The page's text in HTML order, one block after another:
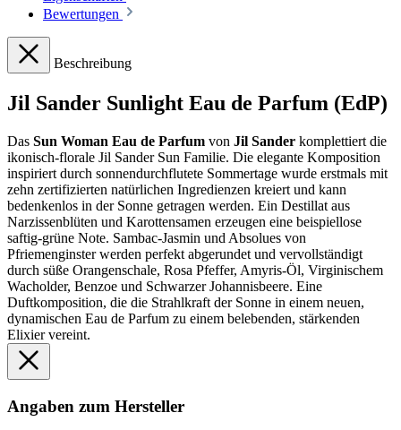
Bewertungen
Beschreibung
Jil Sander Sunlight Eau de Parfum (EdP)
Das Sun Woman Eau de Parfum von Jil Sander komplettiert die
ikonisch-florale Jil Sander Sun Familie. Die elegante Komposition
inspiriert durch sonnendurchflutete Sommertage wurde erstmals mit
zehn zertifizierten natürlichen Ingredienzen kreiert und kann
bedenkenlos in der Sonne getragen werden. Ein Destillat aus
Narzissenblüten und Karottensamen erzeugen eine beispiellose
saftig-grüne Note. Sambac-Jasmin und Absolues von
Pfriemenginster werden perfekt abgerundet und vervollständigt
durch süße Orangenschale, Rosa Pfeffer, Amyris-Öl, Virginischem
Wacholder, Benzoe und Schwarzer Johannisbeere. Eine
Duftkomposition, die die Strahlkraft der Sonne in einem neuen,
dynamischen Eau de Parfum zu einem belebenden, stärkenden
Elixier vereint.
Angaben zum Hersteller